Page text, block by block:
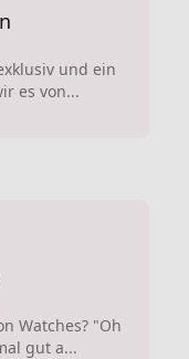
und ein
es von...
Watches? "Oh
gut a...